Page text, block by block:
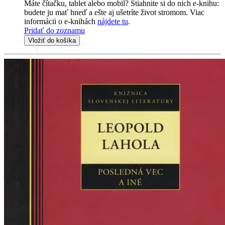
Máte čítačku, tablet alebo mobil? Stiahnite si do nich e-knihu:
budete ju mať hneď a ešte aj ušetríte život stromom. Viac
informácii o e-knihách nájdete tu.
Pridať do zoznamu
Vložiť do košíka